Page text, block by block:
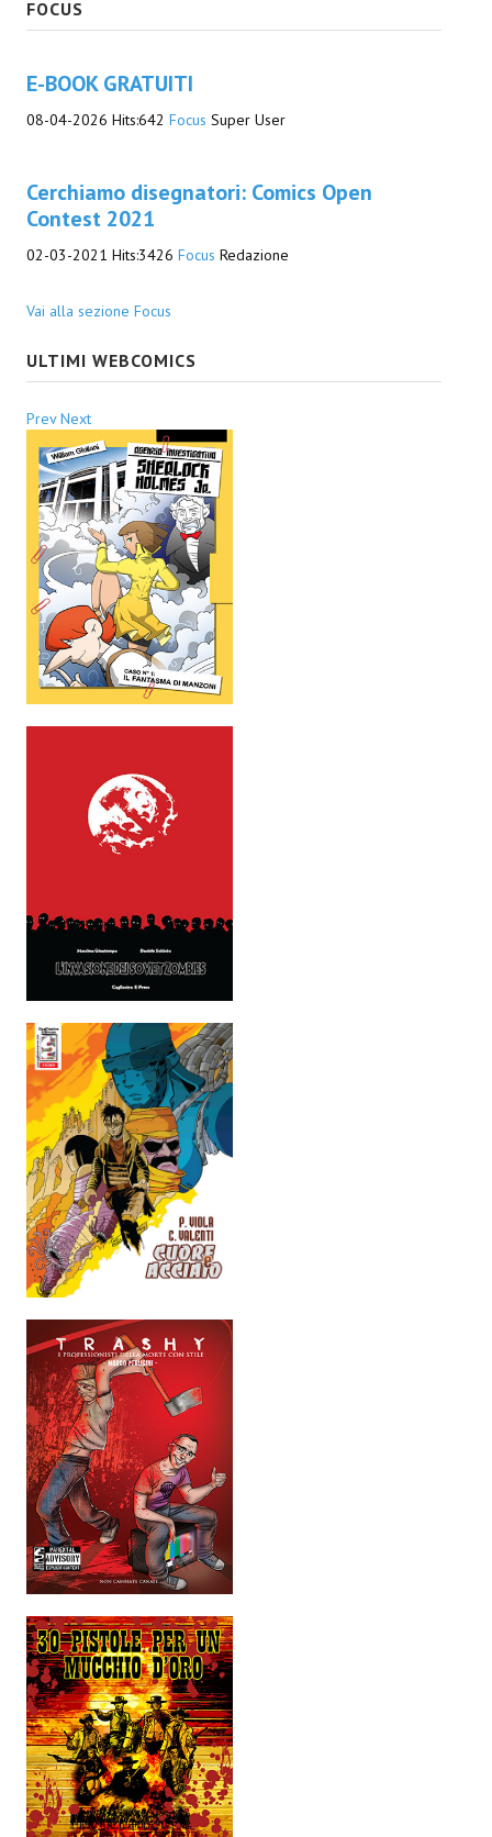
FOCUS
E-BOOK GRATUITI
08-04-2026 Hits:642 Focus Super User
Cerchiamo disegnatori: Comics Open
Contest 2021
02-03-2021 Hits:3426 Focus Redazione
Vai alla sezione Focus
ULTIMI WEBCOMICS
Prev Next